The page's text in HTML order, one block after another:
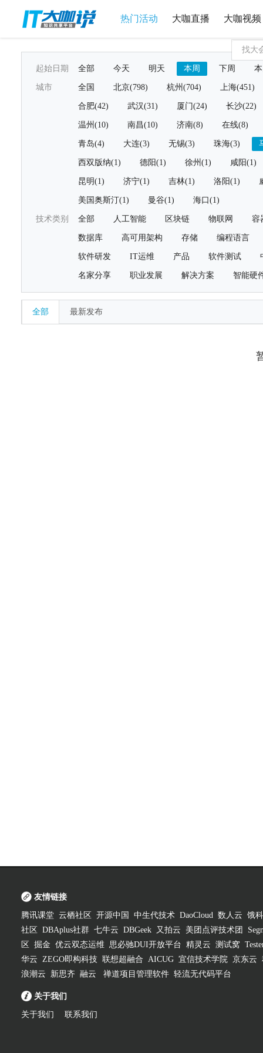
热门活动 大咖直播 大咖视频
起始日期 全部 今天 明天 本周 下周
城市 全国 北京(798) 杭州(704) 上海(451)
合肥(42) 武汉(31) 厦门(24) 长沙(22)
温州(10) 南昌(10) 济南(8) 在线(8)
青岛(4) 大连(3) 无锡(3) 珠海(3)
西双版纳(1) 德阳(1) 徐州(1) 咸阳(1)
昆明(1) 济宁(1) 吉林(1) 洛阳(1)
美国奥斯汀(1) 曼谷(1) 海口(1)
技术类别 全部 人工智能 区块链 物联网 容
数据库 高可用架构 存储 编程语言
软件研发 IT运维 产品 软件测试
名家分享 职业发展 解决方案 智能硬
全部 最新发布
友情链接
腾讯课堂 云栖社区 开源中国 中生代技术 DaoCloud 数人云 饿
社区
DBAplus社群 七牛云 DBGeek 又拍云 美团点评技术团
区
掘金 优云双态运维 思必驰DUI开放平台 精灵云 测试窝
华云 ZEGO即构科技 联想超融合 AICUG 宜信技术学院 京东云
浪潮云
新思齐 融云 禅道项目管理软件 轻流无代码平台
关于我们
关于我们 联系我们